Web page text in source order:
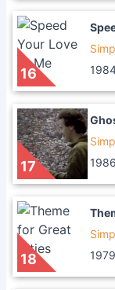
16
17
1986
18
1979